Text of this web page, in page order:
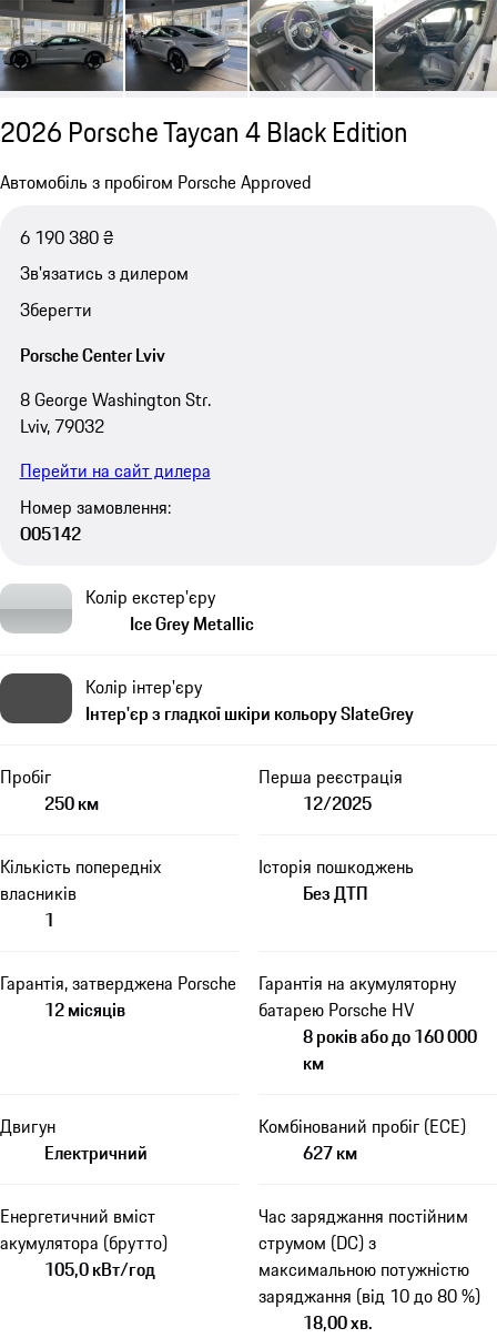
2026 Porsche Taycan 4 Black Edition
Автомобіль з пробігом Porsche Approved
6 190 380 ₴
Зв'язатись з дилером
Зберегти
Porsche Center Lviv
8 George Washington Str.
Lviv, 79032
Перейти на сайт дилера
Номер замовлення:
O05142
Колір екстер'єру
Ice Grey Metallic
Колір інтер'єру
Інтер'єр з гладкої шкіри кольору SlateGrey
Пробіг
250 км
Перша реєстрація
12/2025
Кількість попередніх
власників
1
Історія пошкоджень
Без ДТП
Гарантія, затверджена Porsche
12 місяців
Гарантія на акумуляторну
батарею Porsche HV
8 років або до 160 000
км
Двигун
Електричний
Комбінований пробіг (ECE)
627 км
Енергетичний вміст
акумулятора (брутто)
105,0 кВт/год
Час заряджання постійним
струмом (DC) з
максимальною потужністю
заряджання (від 10 до 80 %)
18,00 хв.